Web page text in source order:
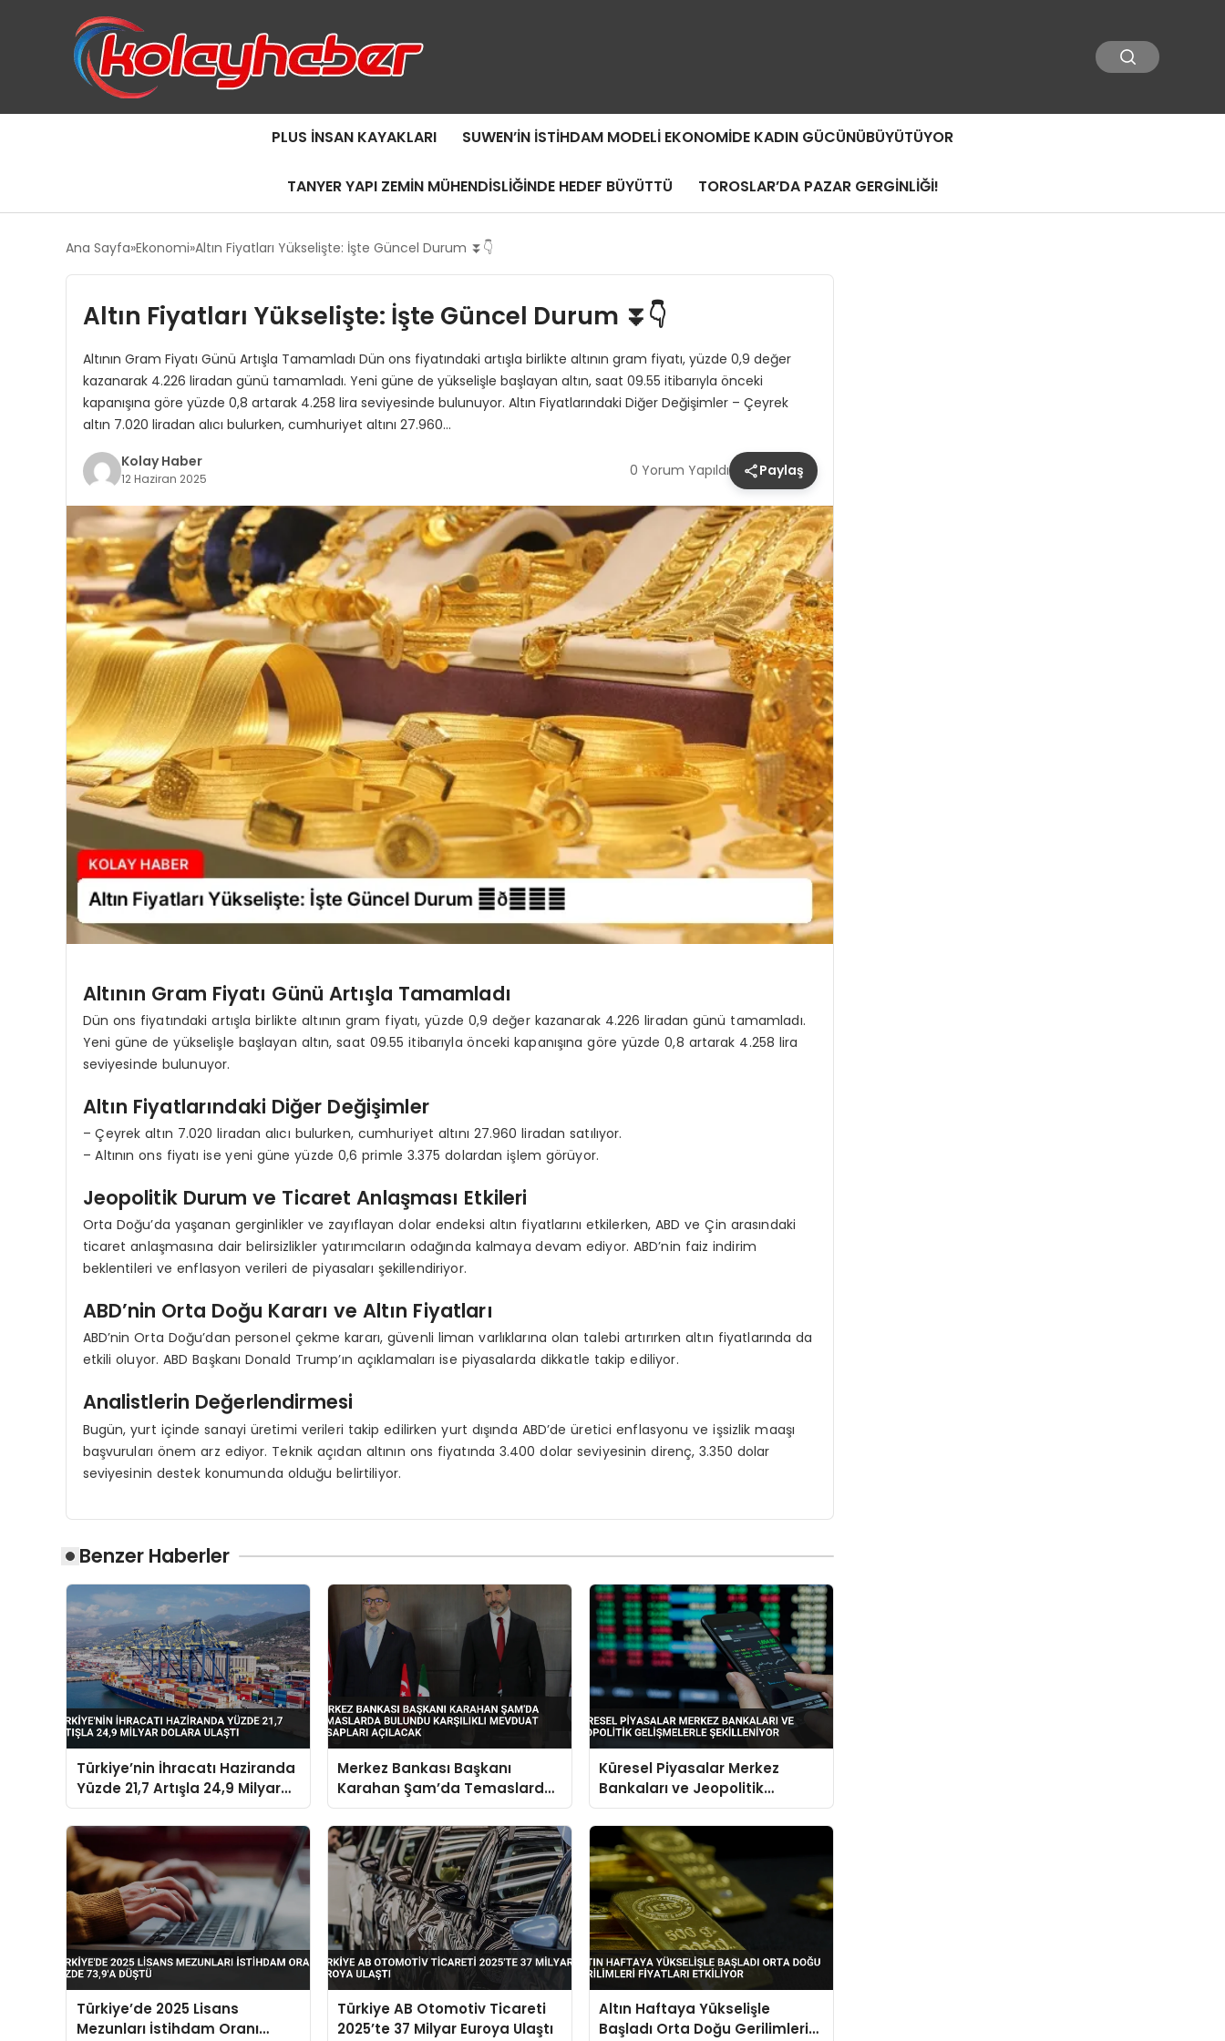
PLUS İNSAN KAYAKLARI SUWEN’IN İSTIHDAM MODELI EKONOMIDE KADIN GÜCÜNÜBÜYÜTÜYOR
TANYER YAPI ZEMIN MÜHENDISLIĞINDE HEDEF BÜYÜTTÜ TOROSLAR’DA PAZAR GERGİNLİĞİ!
Ana Sayfa Ekonomi Altın Fiyatları Yükselişte: İşte Güncel Durum ⏬👇
Altın Fiyatları Yükselişte: İşte Güncel Durum ⏬👇
Altının Gram Fiyatı Günü Artışla Tamamladı Dün ons fiyatındaki artışla birlikte altının gram fiyatı, yüzde 0,9 değer
kazanarak 4.226 liradan günü tamamladı. Yeni güne de yükselişle başlayan altın, saat 09.55 itibarıyla önceki
kapanışına göre yüzde 0,8 artarak 4.258 lira seviyesinde bulunuyor. Altın Fiyatlarındaki Diğer Değişimler – Çeyrek
altın 7.020 liradan alıcı bulurken, cumhuriyet altını 27.960…
Kolay Haber
12 Haziran 2025 0 Yorum Yapıldı Paylaş
Altının Gram Fiyatı Günü Artışla Tamamladı
Dün ons fiyatındaki artışla birlikte altının gram fiyatı, yüzde 0,9 değer kazanarak 4.226 liradan günü tamamladı.
Yeni güne de yükselişle başlayan altın, saat 09.55 itibarıyla önceki kapanışına göre yüzde 0,8 artarak 4.258 lira
seviyesinde bulunuyor.
Altın Fiyatlarındaki Diğer Değişimler
– Çeyrek altın 7.020 liradan alıcı bulurken, cumhuriyet altını 27.960 liradan satılıyor.
– Altının ons fiyatı ise yeni güne yüzde 0,6 primle 3.375 dolardan işlem görüyor.
Jeopolitik Durum ve Ticaret Anlaşması Etkileri
Orta Doğu’da yaşanan gerginlikler ve zayıflayan dolar endeksi altın fiyatlarını etkilerken, ABD ve Çin arasındaki
ticaret anlaşmasına dair belirsizlikler yatırımcıların odağında kalmaya devam ediyor. ABD’nin faiz indirim
beklentileri ve enflasyon verileri de piyasaları şekillendiriyor.
ABD’nin Orta Doğu Kararı ve Altın Fiyatları
ABD’nin Orta Doğu’dan personel çekme kararı, güvenli liman varlıklarına olan talebi artırırken altın fiyatlarında da
etkili oluyor. ABD Başkanı Donald Trump’ın açıklamaları ise piyasalarda dikkatle takip ediliyor.
Analistlerin Değerlendirmesi
Bugün, yurt içinde sanayi üretimi verileri takip edilirken yurt dışında ABD’de üretici enflasyonu ve işsizlik maaşı
başvuruları önem arz ediyor. Teknik açıdan altının ons fiyatında 3.400 dolar seviyesinin direnç, 3.350 dolar
seviyesinin destek konumunda olduğu belirtiliyor.
Benzer Haberler
Türkiye’nin İhracatı Haziranda
Yüzde 21,7 Artışla 24,9 Milyar
Dolara Ulaştı
Merkez Bankası Başkanı
Karahan Şam’da Temaslarda
Bulundu Karşılıklı Mevduat
Hesapları Açılacak
Küresel Piyasalar Merkez
Bankaları ve Jeopolitik
Gelişmelerle Şekilleniyor
Türkiye’de 2025 Lisans
Mezunları İstihdam Oranı
Türkiye AB Otomotiv Ticareti
2025’te 37 Milyar Euroya Ulaştı
Altın Haftaya Yükselişle
Başladı Orta Doğu Gerilimleri